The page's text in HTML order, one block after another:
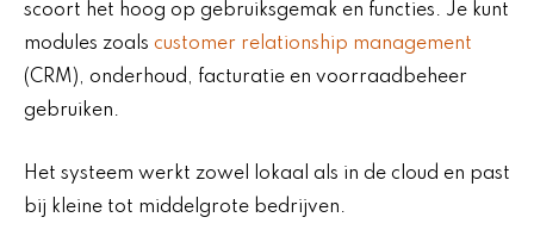
scoort het hoog op gebruiksgemak en functies. Je kunt
modules zoals customer relationship management
(CRM), onderhoud, facturatie en voorraadbeheer
gebruiken.
Het systeem werkt zowel lokaal als in de cloud en past
bij kleine tot middelgrote bedrijven.